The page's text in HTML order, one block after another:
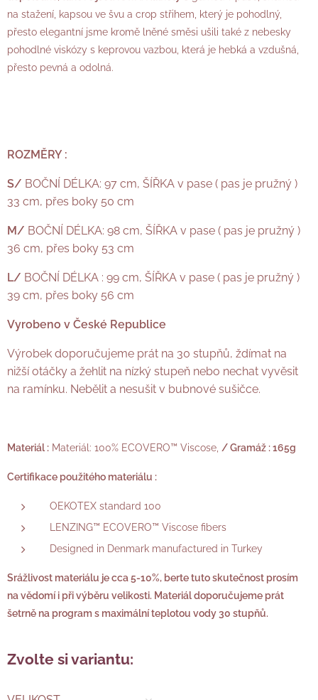
na stažení, kapsou ve švu a crop střihem, který je pohodlný,
přesto elegantní jsme kromě lněné směsi ušili také z nebesky
pohodlné viskózy s keprovou vazbou, která je hebká a vzdušná,
přesto pevná a odolná.
ROZMĚRY :
S/ BOČNÍ DÉLKA: 97 cm, ŠÍŘKA v pase ( pas je pružný )
33 cm, přes boky 50 cm
M/ BOČNÍ DÉLKA: 98 cm, ŠÍŘKA v pase ( pas je pružný )
36 cm, přes boky 53 cm
L/ BOČNÍ DÉLKA : 99 cm, ŠÍŘKA v pase ( pas je pružný )
39 cm, přes boky 56 cm
Vyrobeno v České Republice
Výrobek doporučujeme prát na 30 stupňů, ždímat na
nižší otáčky a žehlit na nízký stupeň nebo nechat vyvěsit
na ramínku. Nebělit a nesušit v bubnové sušičce.
Materiál : Materiál: 100% ECOVERO™ Viscose, / Gramáž : 165g
Certifikace použitého materiálu :
OEKOTEX standard 100
LENZING™ ECOVERO™ Viscose fibers
Designed in Denmark manufactured in Turkey
Srážlivost materiálu je cca 5-10%, berte tuto skutečnost prosím
na vědomí i při výběru velikosti. Materiál doporučujeme prát
šetrně na program s maximální teplotou vody 30 stupňů.
Zvolte si variantu: